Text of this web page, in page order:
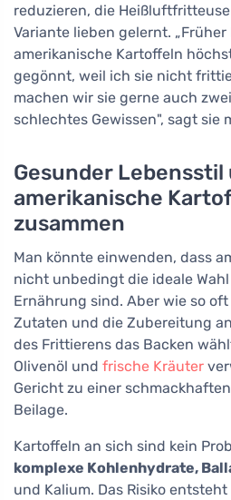
reduzieren, die
Variante lieben gelernt.
amerikanische Kartoffeln
gegönnt, weil ich sie nicht
machen wir sie gerne auch
schlechtes Gewissen", sagt sie
Gesunder Lebensstil
amerikanische
zusammen
Man könnte einwenden, dass
nicht unbedingt die ideale
Ernährung sind. Aber wie so
Zutaten und die Zubereitung
des Frittierens das Backen
Olivenöl und frische Kräuter
Gericht zu einer
Beilage.
Kartoffeln an sich sind kein
komplexe Kohlenhydrate,
und Kalium. Das Risiko